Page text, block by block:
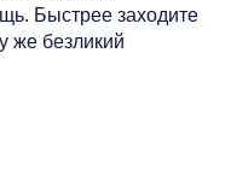
Быстрее заходите
же безликий